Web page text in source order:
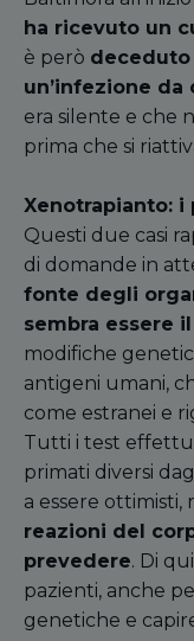
ha ricevuto un
è però deceduto
un’infezione da
era silente e che
prima che si
Xenotrapianto: i
Questi due casi
di domande in
fonte degli
sembra essere
modifiche
antigeni umani,
come estranei e
Tutti i test
primati diversi
a essere ottimisti,
reazioni del
prevedere. Di
pazienti, anche
genetiche e